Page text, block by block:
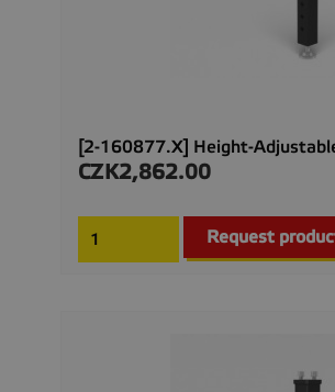
[2-160877.X] Height-
Price
CZK2,862.00
Request